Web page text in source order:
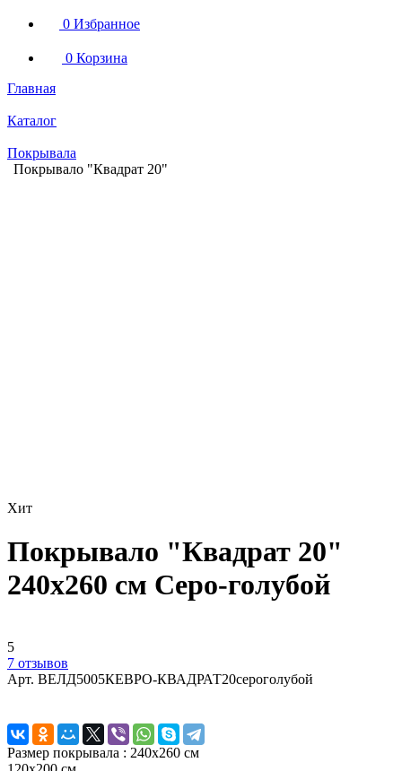
0 Избранное
0 Корзина
Главная
Каталог
Покрывала
Покрывало "Квадрат 20"
Хит
Покрывало "Квадрат 20"
240х260 см Серо-голубой
5
7 отзывов
Арт. ВЕЛД5005КЕВРО-КВАДРАТ20сероголубой
Размер покрывала : 240х260 см